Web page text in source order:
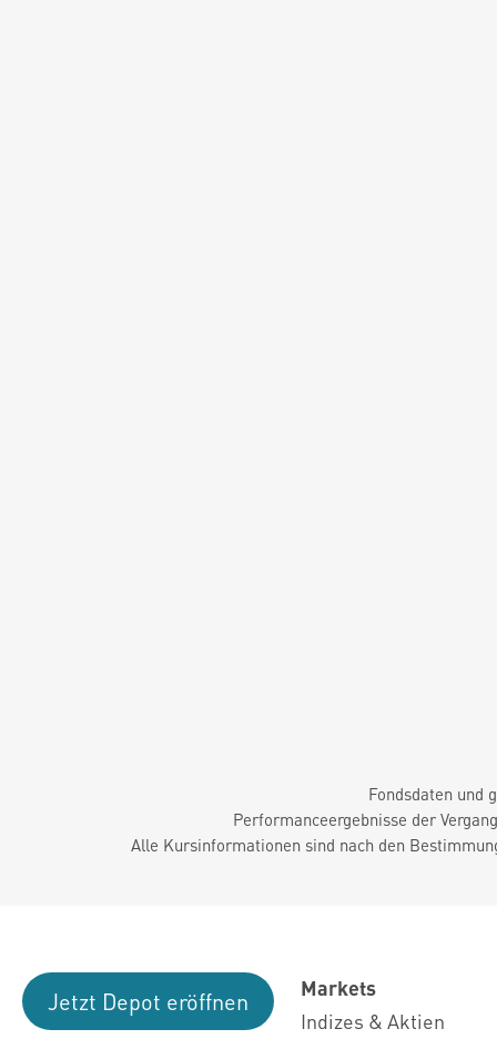
Fondsdaten und
Performanceergebnisse der
Alle Kursinformationen sind nach den
Jetzt Depot eröffnen
Markets
Indizes & Aktien